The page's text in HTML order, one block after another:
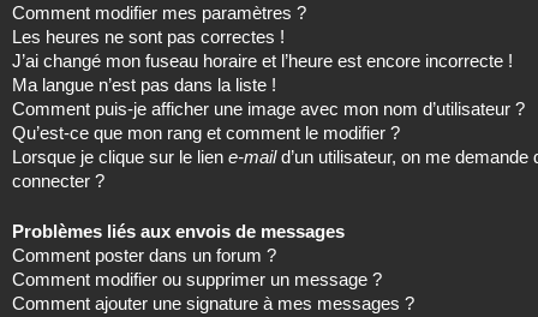
Comment modifier mes paramètres ?
Les heures ne sont pas correctes !
J’ai changé mon fuseau horaire et l’heure est encore incorrecte !
Ma langue n’est pas dans la liste !
Comment puis-je afficher une image avec mon nom d’utilisateur ?
Qu’est-ce que mon rang et comment le modifier ?
Lorsque je clique sur le lien e-maild’un utilisateur, on me demande
connecter ?
Problèmes liés aux envois de messages
Comment poster dans un forum ?
Comment modifier ou supprimer un message ?
Comment ajouter une signature à mes messages ?